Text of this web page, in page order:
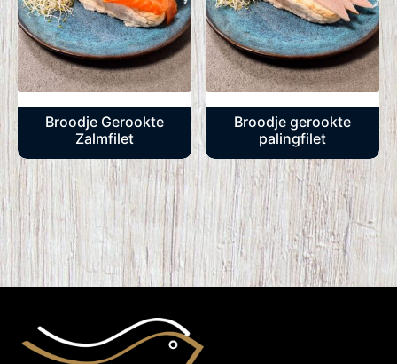
Broodje Gerookte
Zalmfilet
Broodje gerookte
palingfilet